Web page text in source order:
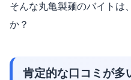
そんな丸亀製麺のバイトは
か？
肯定的な口コミが多